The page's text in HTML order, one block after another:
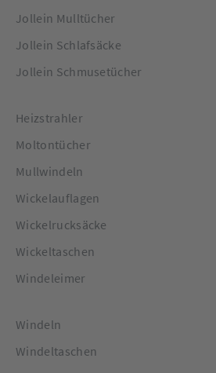
Jollein Mulltücher
Jollein Schlafsäcke
Jollein Schmusetücher
Heizstrahler
Moltontücher
Mullwindeln
Wickelauflagen
Wickelrucksäcke
Wickeltaschen
Windeleimer
Windeln
Windeltaschen